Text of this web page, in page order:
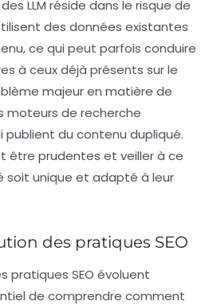
LLM réside dans le risque de
des données existantes
ce qui peut parfois conduire
à ceux déjà présents sur le
majeur en matière de
moteurs de recherche
publient du contenu dupliqué.
être prudentes et veiller à ce
soit unique et adapté à leur
des pratiques SEO
pratiques SEO évoluent
de comprendre comment